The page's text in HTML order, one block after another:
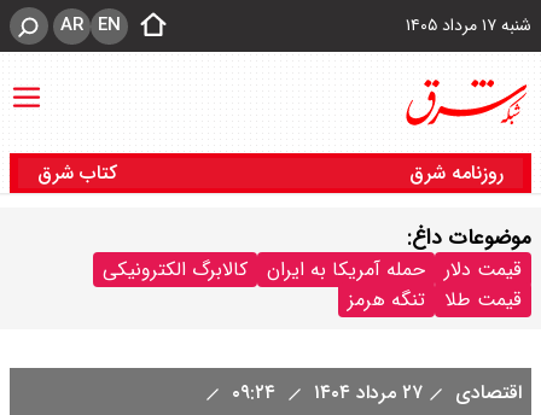
شنبه ۱۷ مرداد ۱۴۰۵ EN
AR
روزنامه شرق کتاب شرق
موضوعات داغ:
قیمت دلار حمله آمریکا به ایران
کالابرگ الکترونیکی
قیمت طلا
تنگه هرمز
اقتصادی ۲۷ مرداد ۱۴۰۴